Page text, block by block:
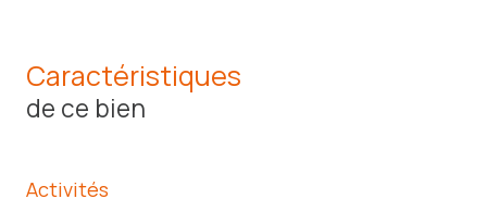
Caractéristiques
de ce bien
Activités